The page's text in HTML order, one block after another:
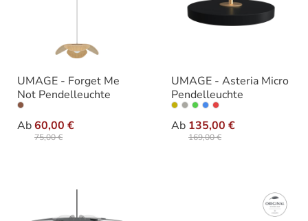
UMAGE - Forget Me
Not Pendelleuchte
Ab60,00 €
75,00 €
Varianten
UMAGE - Asteria Micro
Pendelleuchte
Ab 135,00 €
169,00 €
Varianten